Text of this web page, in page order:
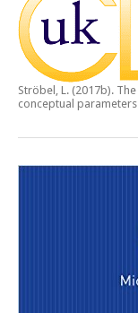
Ströbel, L. (2017b).
conceptual